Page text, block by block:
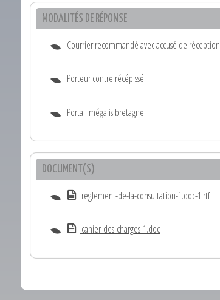
MODALITÉS DE RÉPONSE
Courrier recommandé avec accusé de réception
Porteur contre récépissé
Portail mégalis bretagne
DOCUMENT(S)
reglement-de-la-consultation-1.doc-1.rtf
cahier-des-charges-1.doc